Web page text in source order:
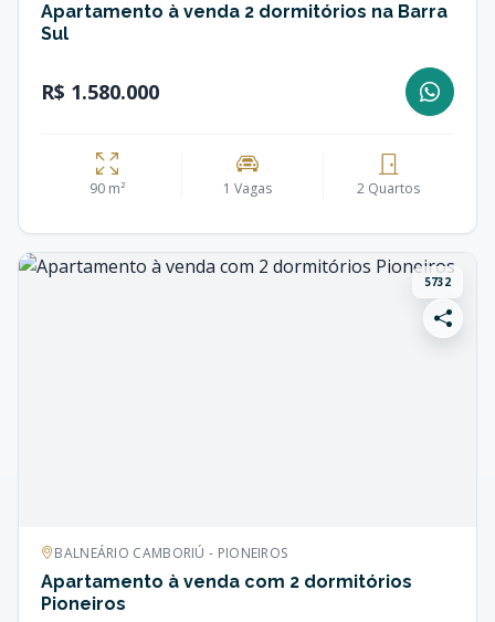
Apartamento à venda 2 dormitórios na Barra
Sul
R$ 1.580.000
90 m² 1 Vagas 2 Quartos
5732
BALNEÁRIO CAMBORIÚ - PIONEIROS
Apartamento à venda com 2 dormitórios
Pioneiros